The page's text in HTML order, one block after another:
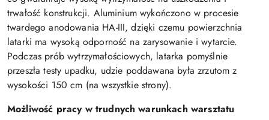
trwałość konstrukcji. Aluminium wykończono w procesie
twardego anodowania HA-III, dzięki czemu powierzchnia
latarki ma wysoką odporność na zarysowanie i wytarcie.
Podczas prób wytrzymałościowych, latarka pomyślnie
przeszła testy upadku, udzie poddawana była zrzutom z
wysokości 150 cm (na wszystkie strony).
Możliwość pracy w trudnych warunkach warsztatu